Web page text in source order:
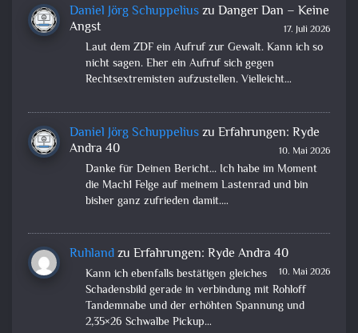
Daniel Jörg Schuppeliuszu Danger Dan – Keine
Angst
17. Juli 2026
Laut dem ZDF ein Aufruf zur Gewalt. Kann ich so
nicht sagen. Eher ein Aufruf sich gegen
Rechtsextremisten aufzustellen. Vielleicht…
Daniel Jörg Schuppeliuszu Erfahrungen: Ryde
Andra 40
10. Mai 2026
Danke für Deinen Bericht... Ich habe im Moment
die Mach1 Felge auf meinem Lastenrad und bin
bisher ganz zufrieden damit.…
Ruhlandzu Erfahrungen: Ryde Andra 40
10. Mai 2026
Kann ich ebenfalls bestätigen gleiches
Schadensbild gerade in verbindung mit Rohloff
Tandemnabe und der erhöhten Spannung und
2,35×26 Schwalbe Pickup…